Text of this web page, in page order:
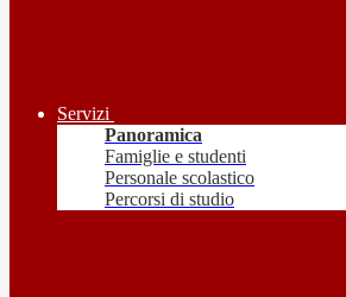
Servizi
Panoramica
Famiglie e studenti
Personale scolastico
Percorsi di studio